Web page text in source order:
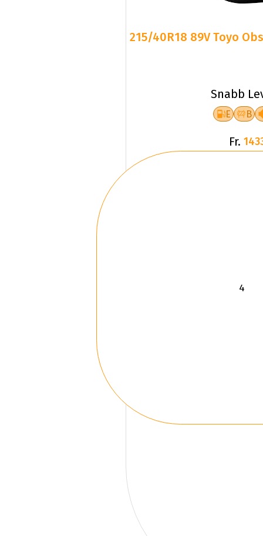
215/40R18 89V Toyo
Snabb
E B
Fr.